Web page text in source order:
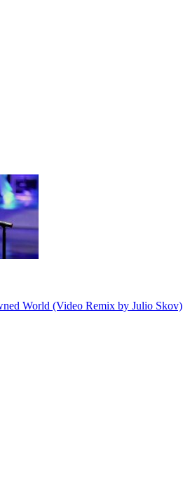
World (Video Remix by Julio Skov)